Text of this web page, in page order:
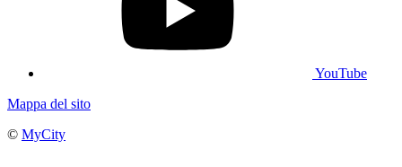
YouTube
Mappa del sito
© MyCity